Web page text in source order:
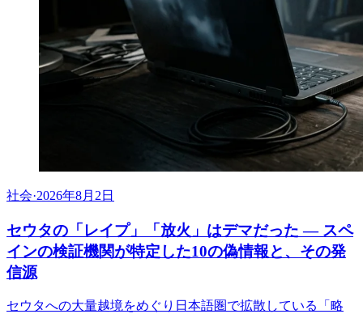
社会·2026年8月2日
セウタの「レイプ」「放火」はデマだった ― スペ
インの検証機関が特定した10の偽情報と、その発
信源
セウタへの大量越境をめぐり日本語圏で拡散している「略